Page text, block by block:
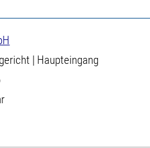
| Haupteingang